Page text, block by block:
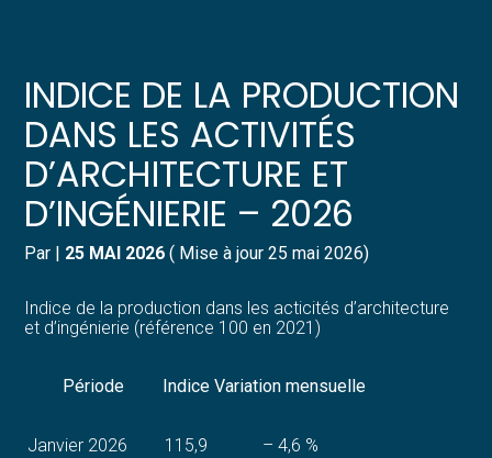
Gérer votre quotidien
Piloter votre entreprise
Développer votre entreprise
Structurer votre croissance
Être prêt pour la facturation
Suivre votre comptabilité
Gérer vos ressources humaines
Dématérialiser vos documents
INDICE DE LA PRODUCTION
DANS LES ACTIVITÉS
D’ARCHITECTURE ET
D’INGÉNIERIE – 2026
Par | 25 MAI 2026 ( Mise à jour 25 mai 2026)
Indice de la production dans les acticités d’architecture
et d’ingénierie (référence 100 en 2021)
Période Indice Variation mensuelle
Janvier 2026 115,9 – 4,6 %